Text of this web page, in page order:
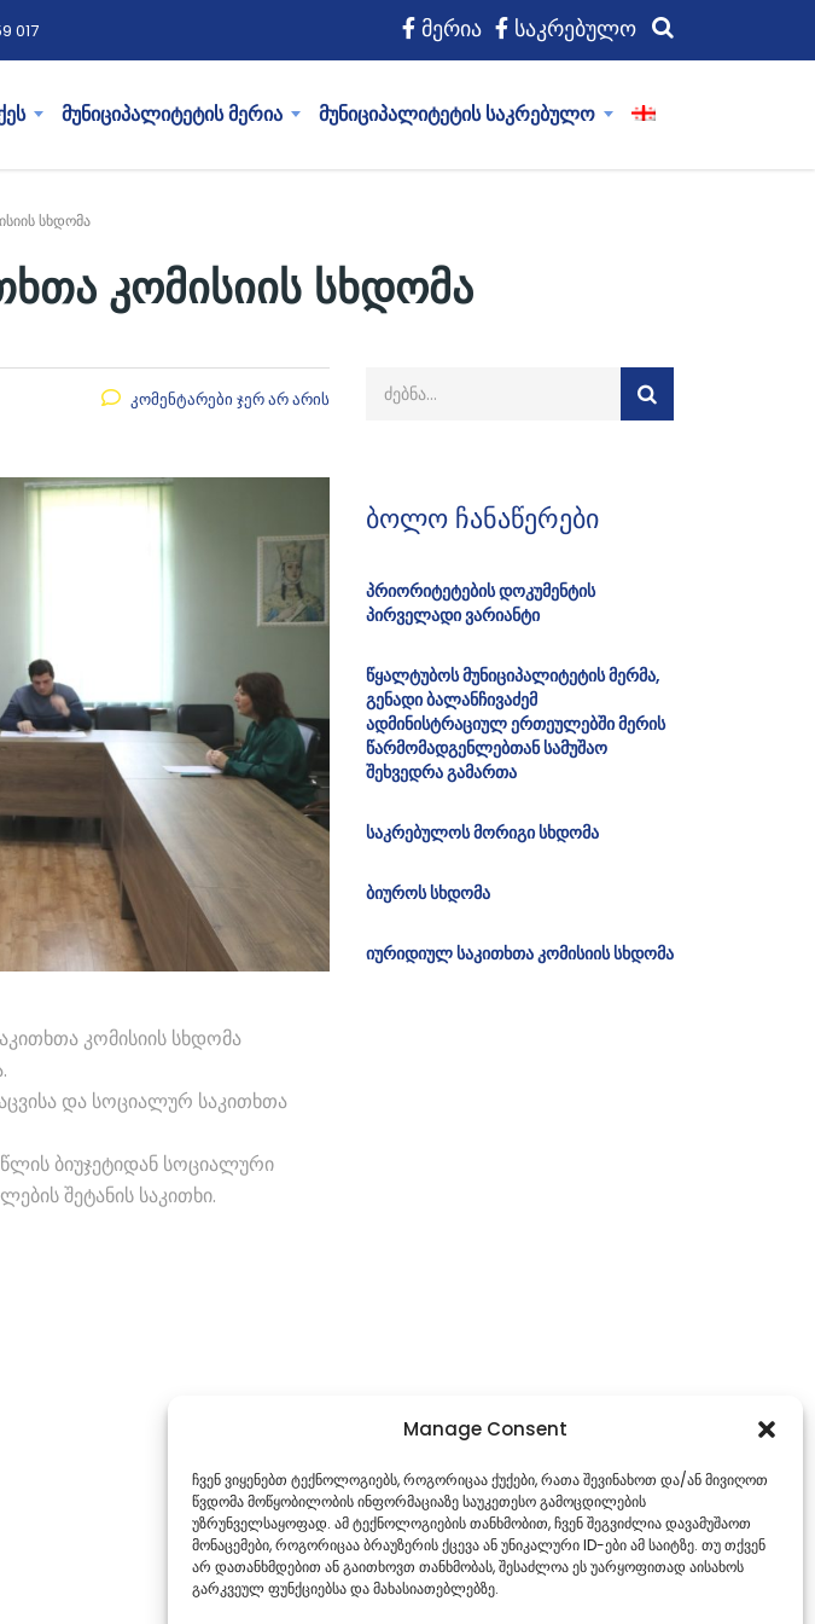
Manage Consent
ჩვენ ვიყენებთ ტექნოლოგიებს, როგორიცაა ქუქები, რათა შევინახოთ და/ან მივიღოთ
წვდომა მოწყობილობის ინფორმაციაზე საუკეთესო გამოცდილების
უზრუნველსაყოფად. ამ ტექნოლოგიების თანხმობით, ჩვენ შეგვიძლია დავამუშაოთ
მონაცემები, როგორიცაა ბრაუზერის ქცევა ან უნიკალური ID-ები ამ საიტზე. თუ თქვენ
არ დათანხმდებით ან გაითხოვთ თანხმობას, შესაძლოა ეს უარყოფითად აისახოს
გარკვეულ ფუნქციებსა და მახასიათებლებზე.
017 მერია საკრებულო
მუნიციპალიტეტის მერია მუნიციპალიტეტის საკრებულო
სხდომა
კომისიის სხდომა
კომენტარები ჯერ არ არის
კომისიის სხდომა
და სოციალურ საკითხთა
წლის ბიუჯეტიდან სოციალური
შეტანის საკითხი.
ბოლო ჩანაწერები
პრიორიტეტების დოკუმენტის
პირველადი ვარიანტი
წყალტუბოს მუნიციპალიტეტის მერმა,
გენადი ბალანჩივაძემ
ადმინისტრაციულ ერთეულებში მერის
წარმომადგენლებთან სამუშაო
შეხვედრა გამართა
საკრებულოს მორიგი სხდომა
ბიუროს სხდომა
იურიდიულ საკითხთა კომისიის სხდომა